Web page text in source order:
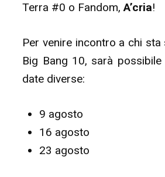
Terra #0 o Fandom,A’cria!
Per venire incontro a chi
Big Bang 10, sarà
date diverse:
9 agosto
16 agosto
23 agosto